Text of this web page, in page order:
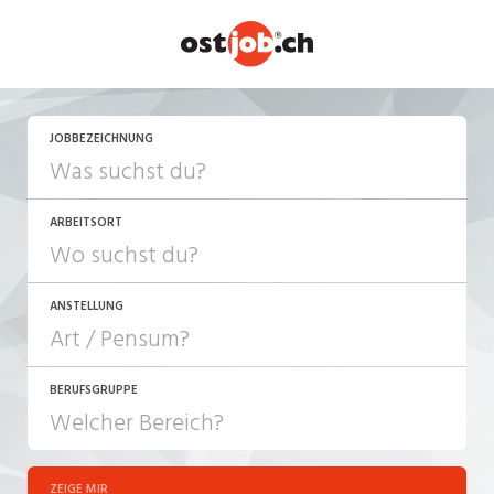
JOBBEZEICHNUNG
ARBEITSORT
ANSTELLUNG
JOB-TYP
Festanstellung
BERUFSGRUPPE
ZEIGE MIR